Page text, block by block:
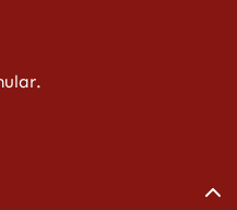
öffnet in neuem Tab
– öffnet in neuem Tab
– öffnet in neuem